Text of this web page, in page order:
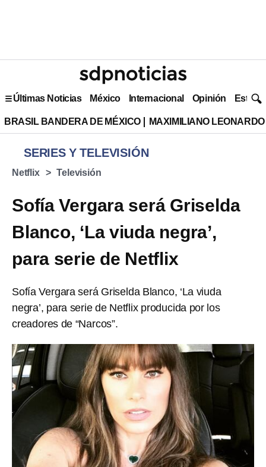
Últimas Noticias México Internacional Opinión Estilo
BRASIL BANDERA DE MÉXICO MAXIMILIANO
SERIES Y TELEVISIÓN
Netflix Televisión
Sofía Vergara será Griselda
Blanco, ‘La viuda negra’,
para serie de Netflix
Sofía Vergara será Griselda Blanco, ‘La viuda
negra’, para serie de Netflix producida por los
creadores de “Narcos”.